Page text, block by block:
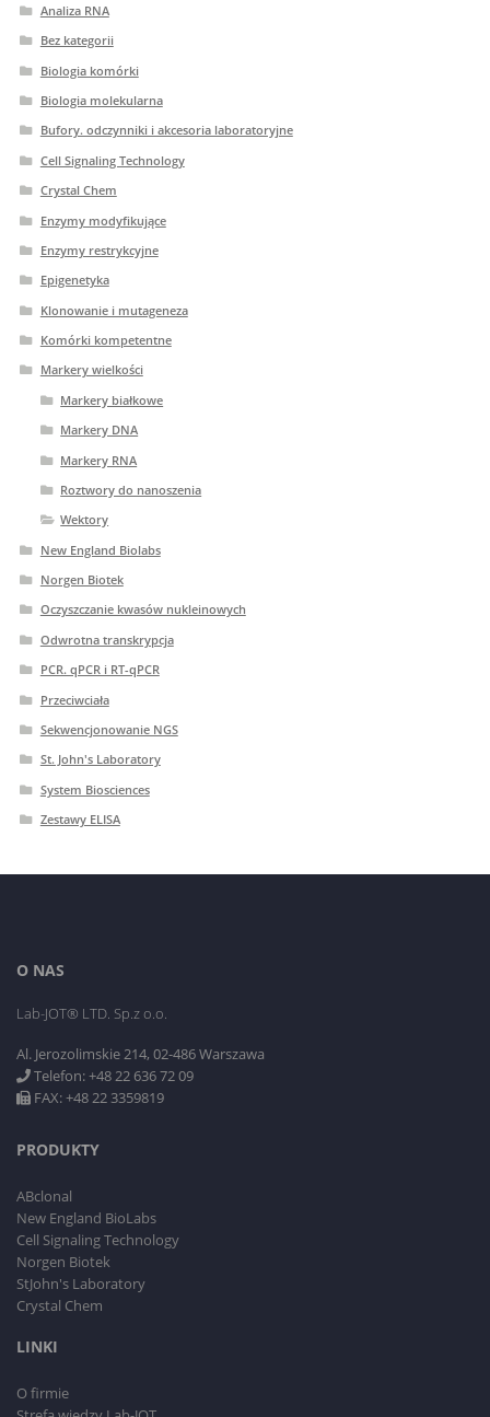
Analiza RNA
Bez kategorii
Biologia komórki
Biologia molekularna
Bufory. odczynniki i akcesoria laboratoryjne
Cell Signaling Technology
Crystal Chem
Enzymy modyfikujące
Enzymy restrykcyjne
Epigenetyka
Klonowanie i mutageneza
Komórki kompetentne
Markery wielkości
Markery białkowe
Markery DNA
Markery RNA
Roztwory do nanoszenia
Wektory
New England Biolabs
Norgen Biotek
Oczyszczanie kwasów nukleinowych
Odwrotna transkrypcja
PCR. qPCR i RT-qPCR
Przeciwciała
Sekwencjonowanie NGS
St. John's Laboratory
System Biosciences
Zestawy ELISA
O NAS
Lab-JOT® LTD. Sp.z o.o.
Al. Jerozolimskie 214, 02-486 Warszawa
Telefon: +48 22 636 72 09
FAX: +48 22 3359819
PRODUKTY
ABclonal
New England BioLabs
Cell Signaling Technology
Norgen Biotek
StJohn's Laboratory
Crystal Chem
LINKI
O firmie